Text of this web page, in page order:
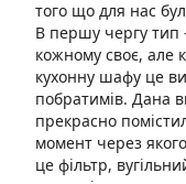
того що для нас
В першу чергу тип
кожному своє, але
кухонну шафу це
побратимів. Дана
прекрасно
момент через
це фільтр,